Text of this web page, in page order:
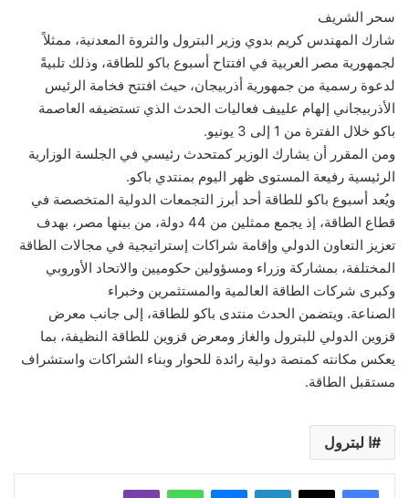
سحر الشريف
شارك المهندس كريم بدوي وزير البترول والثروة المعدنية، ممثلاً
لجمهورية مصر العربية في افتتاح أسبوع باكو للطاقة، وذلك تلبيةً
لدعوة رسمية من جمهورية أذربيجان، حيث افتتح فخامة الرئيس
الأذربيجاني إلهام علييف فعاليات الحدث الذي تستضيفه العاصمة
باكو خلال الفترة من 1 إلى 3 يونيو.
ومن المقرر أن يشارك الوزير كمتحدث رئيسي في الجلسة الوزارية
الرئيسية رفيعة المستوى ظهر اليوم بمنتدي باكو.
ويُعد أسبوع باكو للطاقة أحد أبرز التجمعات الدولية المتخصصة في
قطاع الطاقة، إذ يجمع ممثلين من 44 دولة، من بينها مصر، بهدف
تعزيز التعاون الدولي وإقامة شراكات إستراتيجية في مجالات الطاقة
المختلفة، بمشاركة وزراء ومسؤولين حكوميين والاتحاد الأوروبي
وكبرى شركات الطاقة العالمية والمستثمرين وخبراء
الصناعة. ويتضمن الحدث منتدى باكو للطاقة، إلى جانب معرض
قزوين الدولي للبترول والغاز ومعرض قزوين للطاقة النظيفة، بما
يعكس مكانته كمنصة دولية رائدة للحوار وبناء الشراكات واستشراف
مستقبل الطاقة.
ا لبترول
لينكدإن ماسنجر واتساب ڤايبر